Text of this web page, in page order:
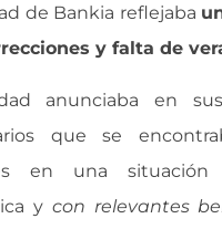
de Bankia reflejaba
y falta de
anunciaba en
que se
en una situación
y  con relevantes